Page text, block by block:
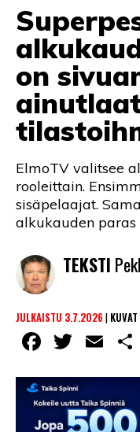
on
ElmoTV valitsee
rooleittain.
sisäpelaajat.
alkukauden paras
TEKSTI
JULKAISTU 3.7.2026 | KUVAT
LINTU VAI
46 DENTON
VIDEOT
PODCASTIT
KOLUMNIT